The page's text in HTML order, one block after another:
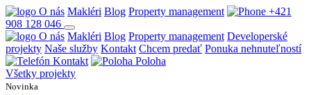
O nás Makléri Blog Property management
+421
908 128 046
O nás Makléri Blog Property management Developerské
projekty Naše služby Kontakt Chcem predať Ponuka nehnuteľností
Kontakt
Poloha
Všetky projekty
Novinka